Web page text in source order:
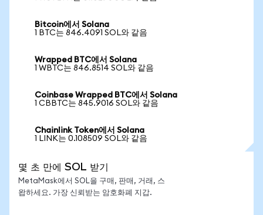
Bitcoin에서 Solana
1 BTC는 846.4091 SOL와 같음
Wrapped BTC에서 Solana
1 WBTC는 846.8514 SOL와 같음
Coinbase Wrapped BTC에서 Solana
1 CBBTC는 845.9016 SOL와 같음
Chainlink Token에서 Solana
1 LINK는 0.108509 SOL와 같음
몇 초 만에 SOL 받기
MetaMask에서 SOL을 구매, 판매, 거래, 스
왑하세요. 가장 신뢰받는 암호화폐 지갑.